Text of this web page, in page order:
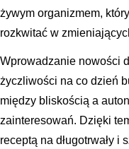
żywym organizmem,
rozkwitać w
Wprowadzanie nowości
życzliwości na co dzień
między bliskością a
zainteresowań. Dzięki
receptą na długotrwały i